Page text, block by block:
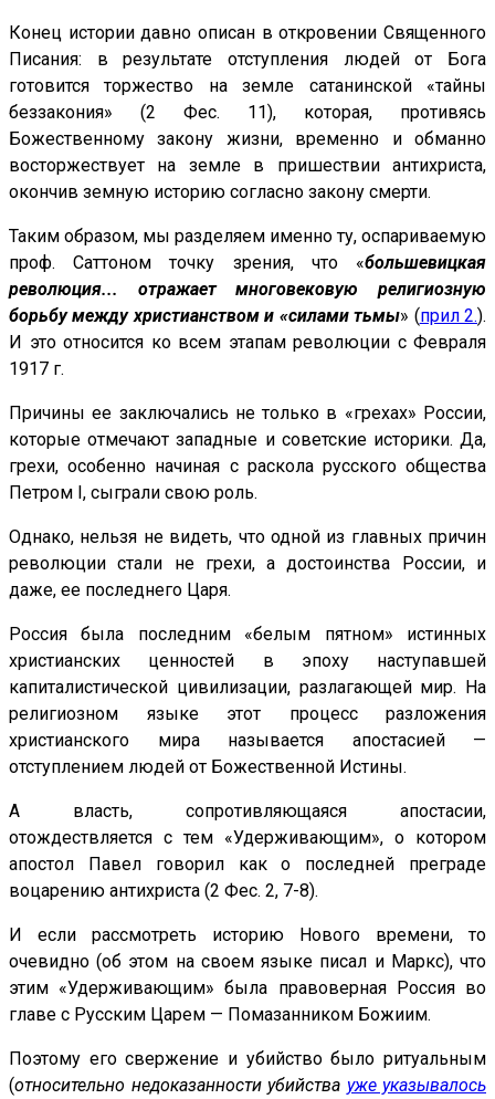
Конец истории давно описан в откровении Священного
Писания: в результате отступления людей от Бога
готовится торжество на земле сатанинской «тайны
беззакония» (2 Фес. 11), которая, противясь
Божественному закону жизни, временно и обманно
восторжествует на земле в пришествии антихриста,
окончив земную историю согласно закону смерти.
Таким образом, мы разделяем именно ту, оспариваемую
проф. Саттоном точку зрения, что «большевицкая
революция... отражает многовековую религиозную
борьбу между христианством и «силами тьмы» (прил 2.).
И это относится ко всем этапам революции с Февраля
1917 г.
Причины ее заключались не только в «грехах» России,
которые отмечают западные и советские историки. Да,
грехи, особенно начиная с раскола русского общества
Петром I, сыграли свою роль.
Однако, нельзя не видеть, что одной из главных причин
революции стали не грехи, а достоинства России, и
даже, ее последнего Царя.
Россия была последним «белым пятном» истинных
христианских ценностей в эпоху наступавшей
капиталистической цивилизации, разлагающей мир. На
религиозном языке этот процесс разложения
христианского мира называется апостасией —
отступлением людей от Божественной Истины.
А власть, сопротивляющаяся апостасии,
отождествляется с тем «Удерживающим», о котором
апостол Павел говорил как о последней преграде
воцарению антихриста (2 Фес. 2, 7-8).
И если рассмотреть историю Нового времени, то
очевидно (об этом на своем языке писал и Маркс), что
этим «Удерживающим» была правоверная Россия во
главе с Русским Царем — Помазанником Божиим.
Поэтому его свержение и убийство было ритуальным
(относительно недоказанности убийства уже указывалось